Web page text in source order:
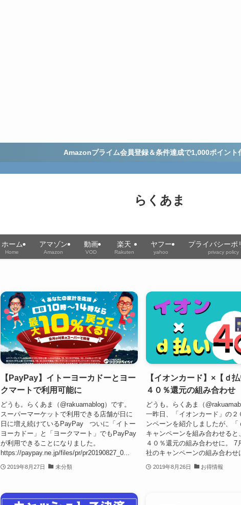
Amazonプライム会員登録＆条件達成で1,000ポイント
らくあま
ホーム
Home
アマゾン
Amazon
動画
VOD
楽天
Rakuten
ヤフー
yahoo
プライバシーポ
privacy policy
【PayPay】イトーヨーカドーとヨー
クマートで利用可能に
どうも。らくあま（@rakuamablog）です。
スーパーマーケットで利用できる店舗が日に
日に増え続けているPayPay ついに「イトー
ヨーカドー」と「ヨークマート」でもPayPay
が利用できることになりました。
https://paypay.ne.jp/files/pr/pr20190827_0...
2019年8月27日 未分類
【イオンカード】×【ｄ
４０％還元の組み合わ
どうも。らくあま（
一昨日、「イオンカード」の２
ンペーンを紹介しましたが、「
キャンペーンを組み合わせると
４０％還元の組み合わせに。 7
社のキャンペーンの組み合わせ
2019年8月26日 お得情報